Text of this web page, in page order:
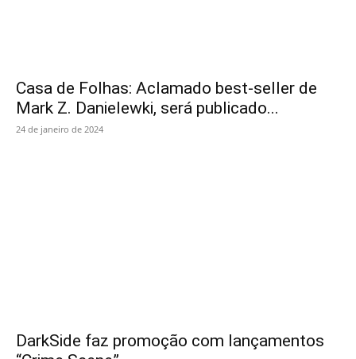
Casa de Folhas: Aclamado best-seller de
Mark Z. Danielewki, será publicado...
24 de janeiro de 2024
DarkSide faz promoção com lançamentos